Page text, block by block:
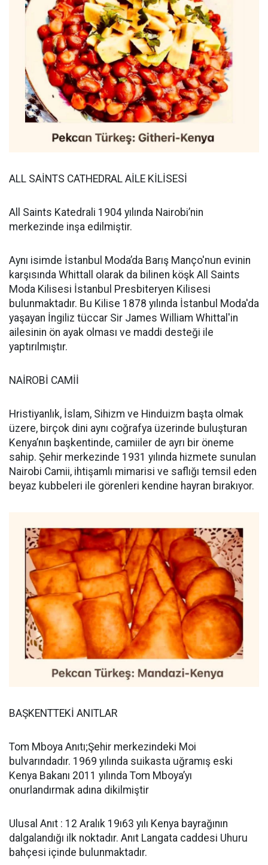
ALL SAİNTS CATHEDRAL AİLE KİLİSESİ
All Saints Katedrali 1904 yılında Nairobi’nin
merkezinde inşa edilmiştir.
Aynı isimde İstanbul Moda’da Barış Manço'nun evinin
karşısında Whittall olarak da bilinen köşk All Saints
Moda Kilisesi İstanbul Presbiteryen Kilisesi
bulunmaktadır. Bu Kilise 1878 yılında İstanbul Moda'da
yaşayan İngiliz tüccar Sir James William Whittal'in
ailesinin ön ayak olması ve maddi desteği ile
yaptırılmıştır.
NAİROBİ CAMİİ
Hristiyanlık, İslam, Sihizm ve Hinduizm başta olmak
üzere, birçok dini aynı coğrafya üzerinde buluşturan
Kenya’nın başkentinde, camiiler de ayrı bir öneme
sahip. Şehir merkezinde 1931 yılında hizmete sunulan
Nairobi Camii, ihtişamlı mimarisi ve saflığı temsil eden
beyaz kubbeleri ile görenleri kendine hayran bırakıyor.
BAŞKENTTEKİ ANITLAR
Tom Mboya Anıtı;Şehir merkezindeki Moi
bulvarındadır. 1969 yılında suikasta uğramış eski
Kenya Bakanı 2011 yılında Tom Mboya’yı
onurlandırmak adına dikilmiştir
Ulusal Anıt : 12 Aralık 19ı63 yılı Kenya bayrağının
dalgalandığı ilk noktadır. Anıt Langata caddesi Uhuru
bahçesi içinde bulunmaktadır.